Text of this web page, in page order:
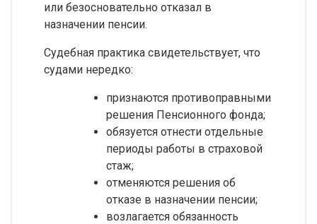
или безосновательно отказал в
назначении пенсии.
Судебная практика свидетельствует, что
судами нередко:
признаются противоправными
решения Пенсионного фонда;
обязуется отнести отдельные
периоды работы в страховой
стаж;
отменяются решения об
отказе в назначении пенсии;
возлагается обязанность